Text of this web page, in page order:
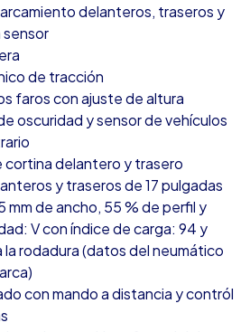
delanteros, traseros y
sensor
de tracción
faros con ajuste de altura
oscuridad y sensor de vehículos
cortina delantero y trasero
y traseros de 17 pulgadas
mm de ancho, 55 % de perfil y
V con índice de carga: 94 y
la rodadura (datos del neumático
con mando a distancia y contról